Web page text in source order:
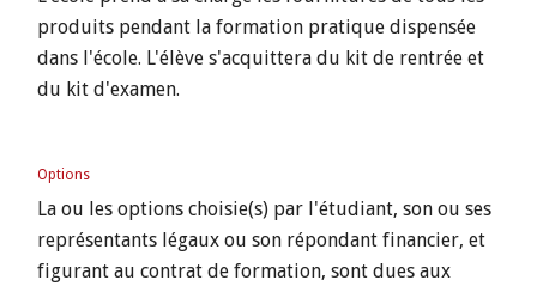
produits pendant la formation pratique dispensée
dans l'école. L'élève s'acquittera du kit de rentrée et
du kit d'examen.
Options
La ou les options choisie(s) par l'étudiant, son ou ses
représentants légaux ou son répondant financier, et
figurant au contrat de formation, sont dues aux